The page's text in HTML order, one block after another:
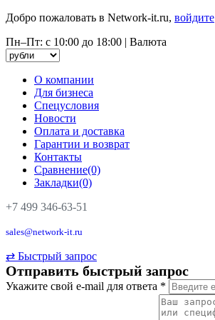
Добро пожаловать в Network-it.ru, войдите
Пн–Пт: с 10:00 до 18:00 | Валюта
О компании
Для бизнеса
Спецусловия
Новости
Оплата и доставка
Гарантии и возврат
Контакты
Сравнение(0)
Закладки(0)
+7 499 346-63-51
sales@network-it.ru
⇄ Быстрый запрос
Отправить быстрый запрос
Укажите свой e-mail для ответа *